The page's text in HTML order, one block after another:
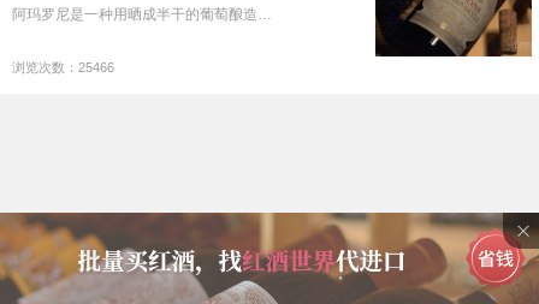
阿玛罗尼是一种用晒成半干的葡萄酿造…
浏览次数：25466